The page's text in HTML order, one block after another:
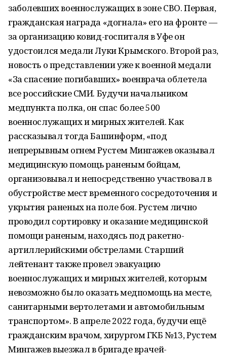
заболевших военнослужащих в зоне СВО. Первая,
гражданская награда «догнала» его на фронте —
за организацию ковид-госпиталя в Уфе он
удостоился медали Луки Крымского. Второй раз,
новость о представлении уже к военной медали
«За спасение погибавших» военврача облетела
все российские СМИ. Будучи начальником
медпункта полка, он спас более 500
военнослужащих и мирных жителей. Как
рассказывал тогда Башинформ, «под
непрерывным огнем Рустем Мингажев оказывал
медицинскую помощь раненым бойцам,
организовывал и непосредственно участвовал в
обустройстве мест временного сосредоточения и
укрытия раненых на поле боя. Рустем лично
проводил сортировку и оказание медицинской
помощи раненым, находясь под ракетно-
артиллерийскими обстрелами. Старший
лейтенант также провел эвакуацию
военнослужащих и мирных жителей, которым
невозможно было оказать медпомощь на месте,
санитарными вертолетами и автомобильным
транспортом». В апреле 2022 года, будучи ещё
гражданским врачом, хирургом ГКБ №13, Рустем
Мингажев выезжал в бригаде врачей-